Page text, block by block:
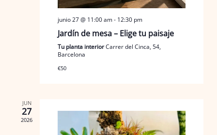
junio 27 @ 11:00 am- 12:30 pm
Jardín de mesa – Elige tu paisaje
Tu planta interiorCarrer del Cinca, 54,
Barcelona
€50
JUN
27
2026